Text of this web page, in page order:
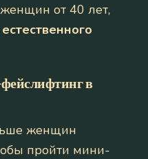
от 40 лет,
в
женщин
пройти мини-